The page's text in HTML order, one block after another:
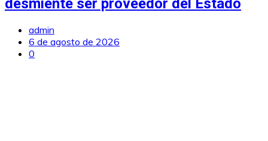
desmiente ser proveedor del Estado
admin
6 de agosto de 2026
0